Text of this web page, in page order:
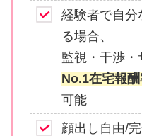
経験者で自分
る場合、
監視・干渉
No.1在宅報
可能
顔出し自由/